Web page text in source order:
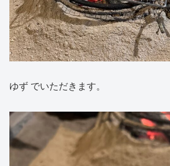
ゆず でいただきます。